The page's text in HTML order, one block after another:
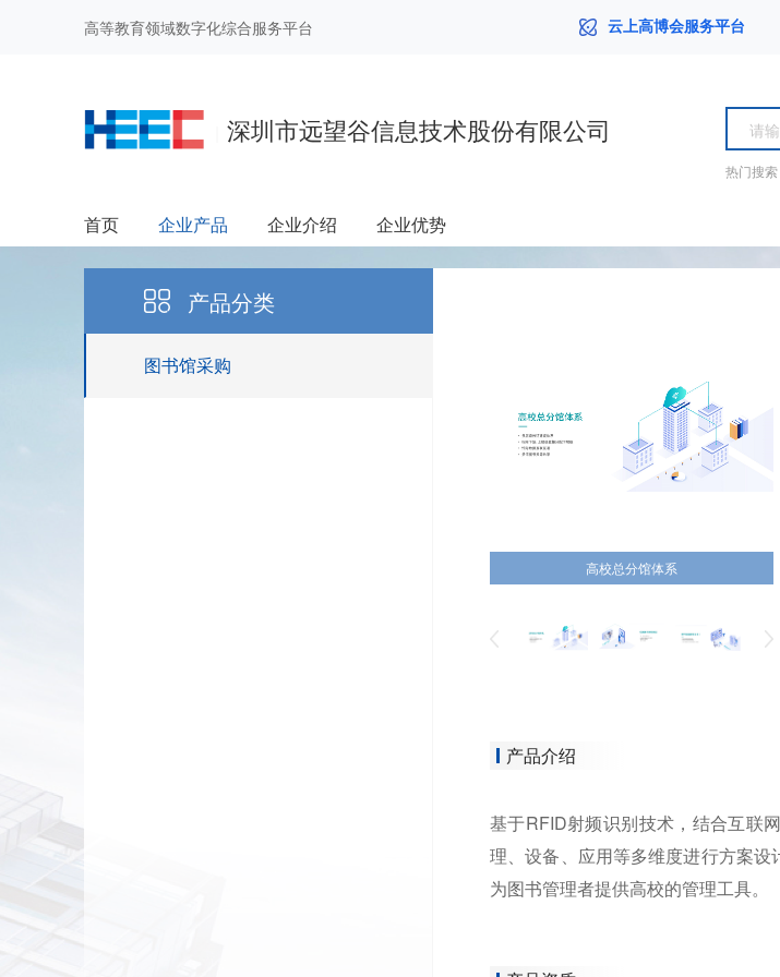
高等教育领域数字化综合服务平台 云上高博会服务平台
深圳市远望谷信息技术股份有限公司
热门搜索
首页 企业产品 企业介绍 企业优势
产品分类
图书馆采购
高校总分馆体系
产品介绍
基于RFID射频识别技术，结合互联
理、设备、应用等多维度进行方案设
为图书管理者提供高校的管理工具。